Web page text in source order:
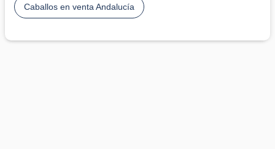
Caballos en venta Andalucía